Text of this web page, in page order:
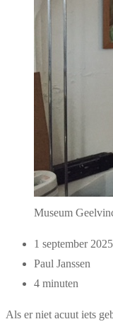
Museum
1 september 2025
Paul Janssen
4 minuten
Als er niet acuut iets